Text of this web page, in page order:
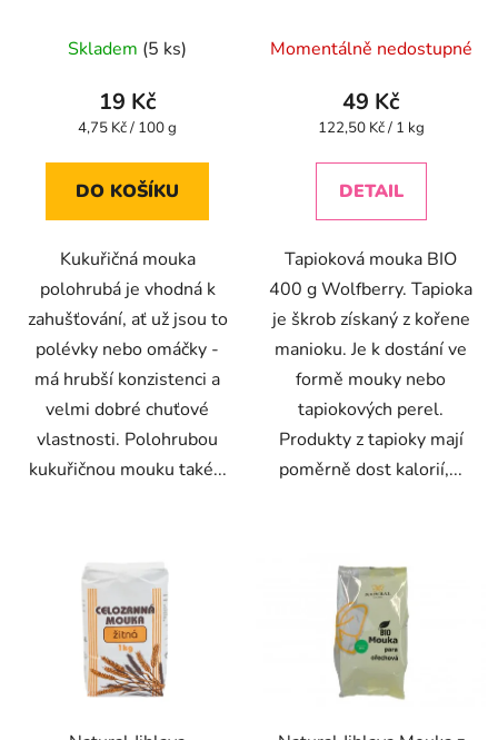
Skladem (5 ks)
19 Kč
Měrná
4,75 Kč / 100 g
DO KOŠÍKU
Kukuřičná mouka
polohrubá je vhodná k
zahušťování, ať už jsou to
polévky nebo omáčky -
má hrubší konzistenci a
velmi dobré chuťové
vlastnosti. Polohrubou
kukuřičnou mouku také...
hodnocení
produktu
je
z
Momentálně nedostupné
49 Kč
Měrná
122,50 Kč / 1 kg
DETAIL
Tapioková mouka BIO
400 g Wolfberry. Tapioka
je škrob získaný z kořene
manioku. Je k dostání ve
formě mouky nebo
tapiokových perel.
Produkty z tapioky mají
poměrně dost kalorií,...